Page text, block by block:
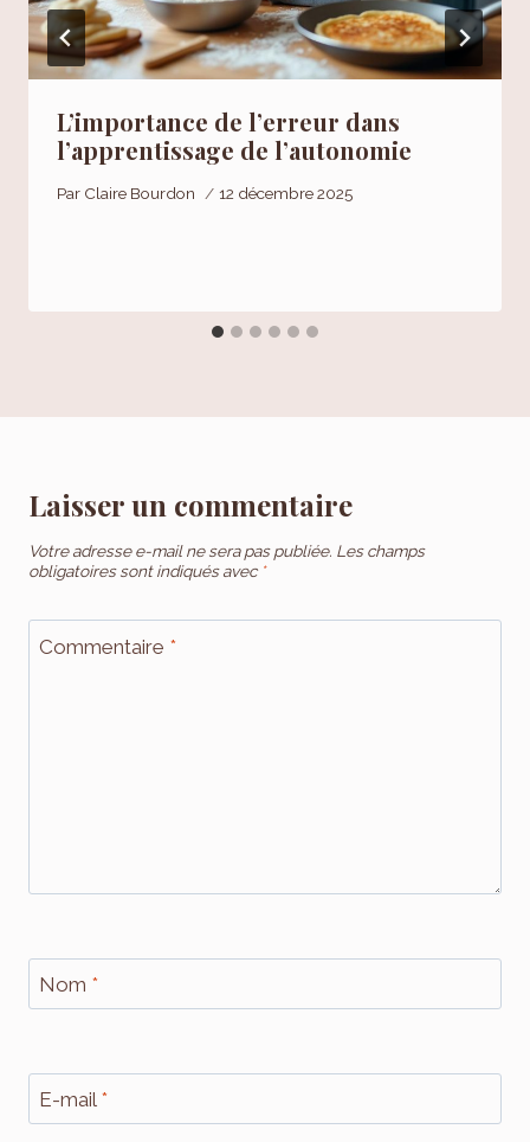
L’importance de l’erreur dans
l’apprentissage de l’autonomie
Par Claire Bourdon 12 décembre 2025
Laisser un commentaire
Votre adresse e-mail ne sera pas publiée. Les champs
obligatoires sont indiqués avec *
Commentaire *
Nom *
E-mail *